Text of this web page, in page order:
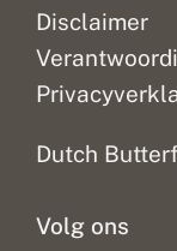
Disclaimer
Dutch
Volg ons